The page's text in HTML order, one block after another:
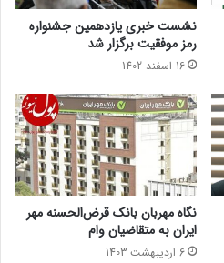
نشست خبری یازدهمین جشنواره
رمز موفقیت برگزار شد
16 اسفند 1402
نگاه مهربان بانک قرض‌الحسنه مهر
ایران به متقاضیان وام
6 اردیبهشت 1403